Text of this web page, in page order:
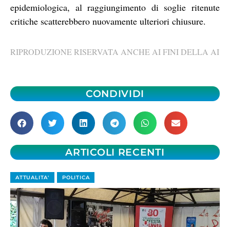
epidemiologica, al raggiungimento di soglie ritenute
critiche scatterebbero nuovamente ulteriori chiusure.
RIPRODUZIONE RISERVATA ANCHE AI FINI DELLA AI
CONDIVIDI
ARTICOLI RECENTI
ATTUALITA' POLITICA